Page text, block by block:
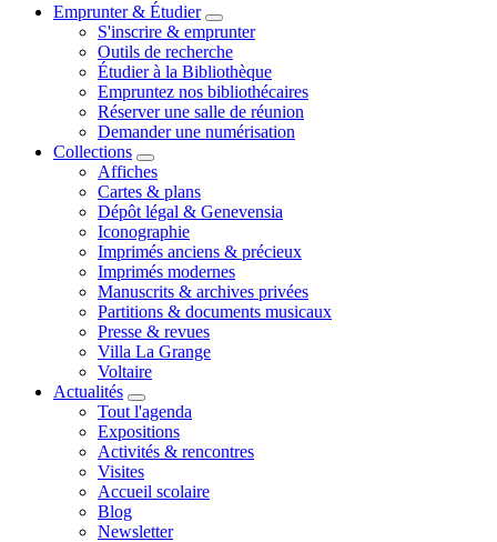
Emprunter & Étudier
S'inscrire & emprunter
Outils de recherche
Étudier à la Bibliothèque
Empruntez nos bibliothécaires
Réserver une salle de réunion
Demander une numérisation
Collections
Affiches
Cartes & plans
Dépôt légal & Genevensia
Iconographie
Imprimés anciens & précieux
Imprimés modernes
Manuscrits & archives privées
Partitions & documents musicaux
Presse & revues
Villa La Grange
Voltaire
Actualités
Tout l'agenda
Expositions
Activités & rencontres
Visites
Accueil scolaire
Blog
Newsletter